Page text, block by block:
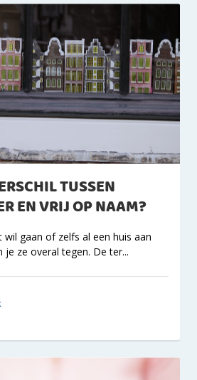
TUSSEN
EN VRIJ OP NAAM?
gaan of zelfs al een huis aan
ze overal tegen. De ter...